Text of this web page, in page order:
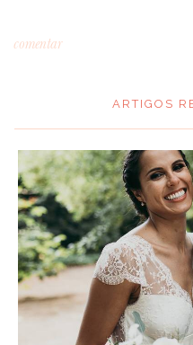
comentar
NOME*:
ARTIGOS